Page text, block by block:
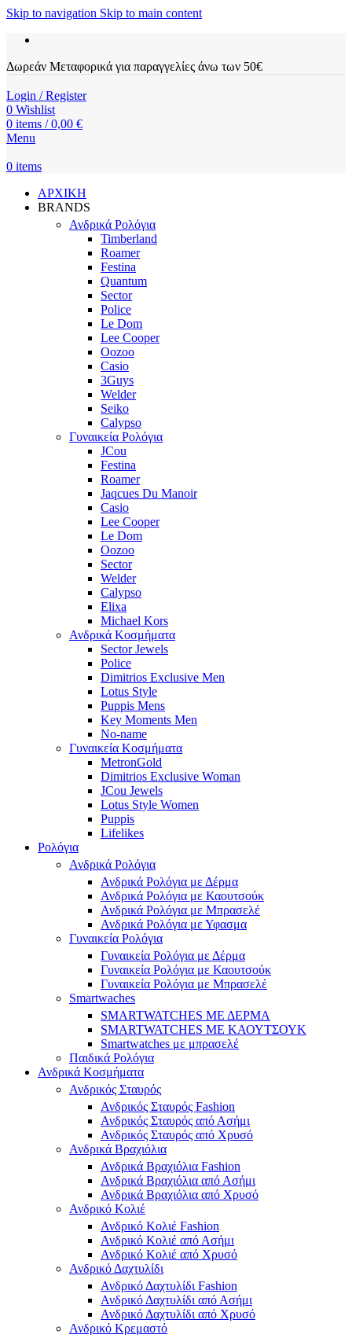
Skip to navigation Skip to main content
Δωρεάν Μεταφορικά για παραγγελίες άνω των 50€
Login / Register
0 Wishlist
0 items / 0,00 €
Menu
0 items
ΑΡΧΙΚΗ
BRANDS
Ανδρικά Ρολόγια
Timberland
Roamer
Festina
Quantum
Sector
Police
Le Dom
Lee Cooper
Oozoo
Casio
3Guys
Welder
Seiko
Calypso
Γυναικεία Ρολόγια
JCou
Festina
Roamer
Jaqcues Du Manoir
Casio
Lee Cooper
Le Dom
Oozoo
Sector
Welder
Calypso
Elixa
Michael Kors
Ανδρικά Κοσμήματα
Sector Jewels
Police
Dimitrios Exclusive Men
Lotus Style
Puppis Mens
Key Moments Men
No-name
Γυναικεία Κοσμήματα
MetronGold
Dimitrios Exclusive Woman
JCou Jewels
Lotus Style Women
Puppis
Lifelikes
Ρολόγια
Ανδρικά Ρολόγια
Ανδρικά Ρολόγια με Δέρμα
Ανδρικά Ρολόγια με Καουτσούκ
Ανδρικά Ρολόγια με Μπρασελέ
Ανδρικά Ρολόγια με Υφασμα
Γυναικεία Ρολόγια
Γυναικεία Ρολόγια με Δέρμα
Γυναικεία Ρολόγια με Καουτσούκ
Γυναικεία Ρολόγια με Μπρασελέ
Smartwaches
SMARTWATCHES ΜΕ ΔΕΡΜΑ
SMARTWATCHES ΜΕ ΚΑΟΥΤΣΟΥΚ
Smartwatches με μπρασελέ
Παιδικά Ρολόγια
Ανδρικά Κοσμήματα
Ανδρικός Σταυρός
Ανδρικός Σταυρός Fashion
Ανδρικός Σταυρός από Ασήμι
Ανδρικός Σταυρός από Χρυσό
Ανδρικά Βραχιόλια
Ανδρικά Βραχιόλια Fashion
Ανδρικά Βραχιόλια από Ασήμι
Ανδρικά Βραχιόλια από Χρυσό
Ανδρικό Κολιέ
Ανδρικό Κολιέ Fashion
Ανδρικό Κολιέ από Ασήμι
Ανδρικό Κολιέ από Χρυσό
Ανδρικό Δαχτυλίδι
Ανδρικό Δαχτυλίδι Fashion
Ανδρικό Δαχτυλίδι από Ασήμι
Ανδρικό Δαχτυλίδι από Χρυσό
Ανδρικό Κρεμαστό